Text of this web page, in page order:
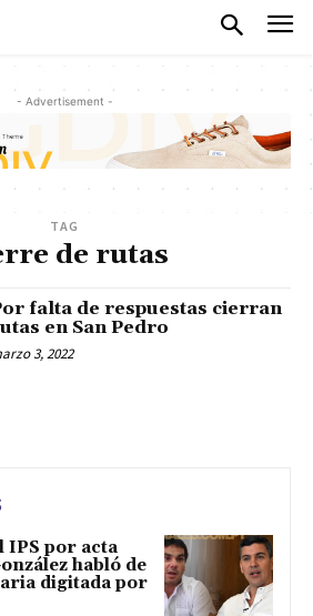
- Advertisement -
TAG
de rutas
falta de respuestas cierran
en San Pedro
3, 2022
IPS por acta
habló de
digitada por